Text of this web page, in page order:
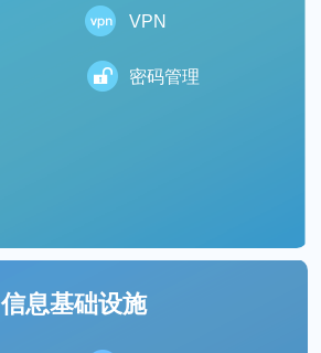
VPN
密码管理
信息基础设施